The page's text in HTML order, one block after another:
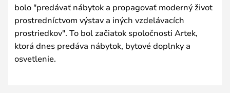
bolo "predávať nábytok a propagovať moderný život
prostredníctvom výstav a iných vzdelávacích
prostriedkov". To bol začiatok spoločnosti Artek,
ktorá dnes predáva nábytok, bytové doplnky a
osvetlenie.